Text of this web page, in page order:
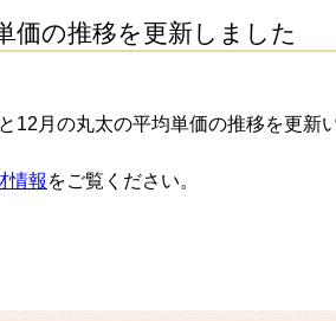
価の推移を更新しました
12月の丸太の平均単価の推移を更新
情報 をご覧ください。